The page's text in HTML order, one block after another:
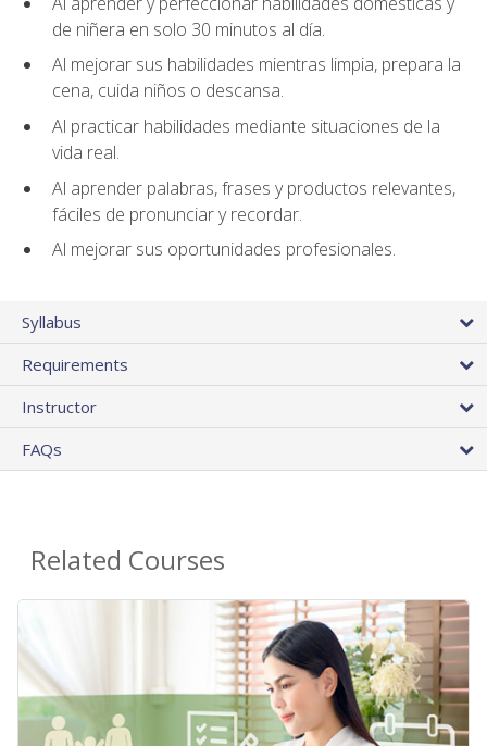
de niñera en solo 30 minutos al día.
Al mejorar sus habilidades mientras limpia, prepara la
cena, cuida niños o descansa.
Al practicar habilidades mediante situaciones de la
vida real.
Al aprender palabras, frases y productos relevantes,
fáciles de pronunciar y recordar.
Al mejorar sus oportunidades profesionales.
Syllabus
Requirements
Instructor
FAQs
Related Courses